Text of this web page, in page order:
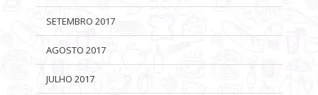
SETEMBRO 2017
AGOSTO 2017
JULHO 2017